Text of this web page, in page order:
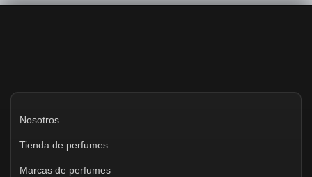
Nosotros
Tienda de perfumes
Marcas de perfumes